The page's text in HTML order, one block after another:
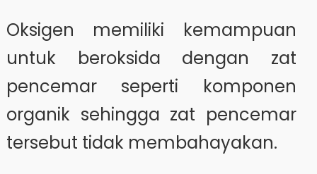
Oksigen memiliki kemampuan
untuk beroksida dengan zat
pencemar seperti komponen
organik sehingga zat pencemar
tersebut tidak membahayakan.